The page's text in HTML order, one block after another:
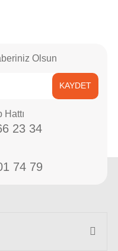
Olsun
KAYDET
Hattı
23 34
74 79